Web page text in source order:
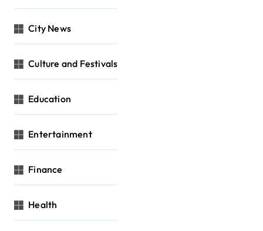
City News
Culture and Festivals
Education
Entertainment
Finance
Health